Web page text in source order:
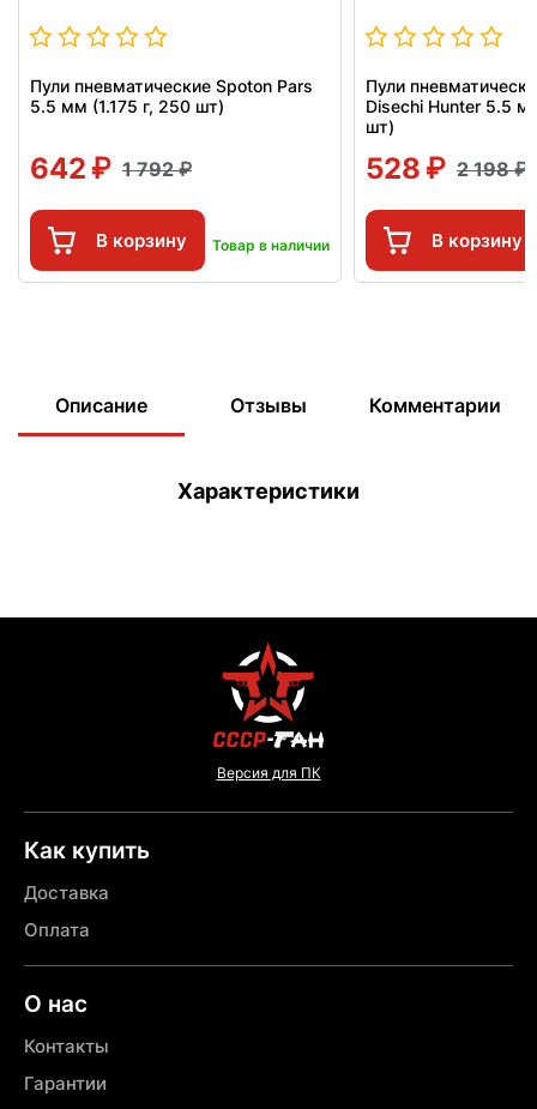
Пули пневматические Spoton Pars
5.5 мм (1.175 г, 250 шт)
642 1 792
В корзину Товар в наличии
Пули
Disechi Hunter 5.5
шт)
528 2 198
В корзину
Описание Отзывы Комментарии
Характеристики
Версия для ПК
Как купить
Доставка
Оплата
О нас
Контакты
Гарантии